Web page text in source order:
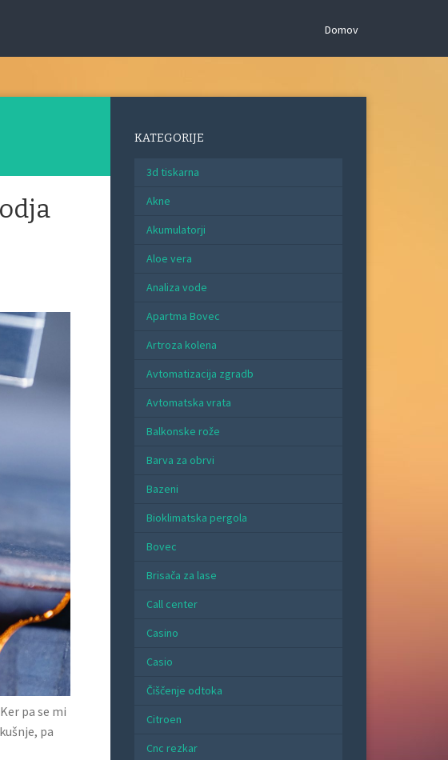
Domov
pa se mi
pa
KATEGORIJE
3d tiskarna
Akne
Akumulatorji
Aloe vera
Analiza vode
Apartma Bovec
Artroza kolena
Avtomatizacija zgradb
Avtomatska vrata
Balkonske rože
Barva za obrvi
Bazeni
Bioklimatska pergola
Bovec
Brisača za lase
Call center
Casino
Casio
Čiščenje odtoka
Citroen
Cnc rezkar